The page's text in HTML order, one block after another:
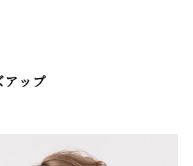
アップ